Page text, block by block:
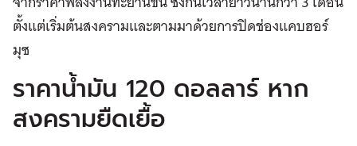
ตั้งแต่เริ่มต้นสงครามและตามมาด้วยการปิดช่องแคบฮอร์
มุซ
ราคาน้ำมัน 120 ดอลลาร์ หาก
สงครามยืดเยื้อ